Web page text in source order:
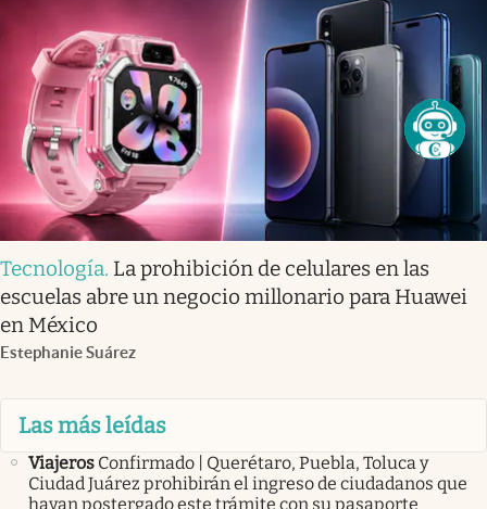
Tecnología. La prohibición de celulares en las
escuelas abre un negocio millonario para Huawei
en México
Estephanie Suárez
Las más leídas
Viajeros Confirmado | Querétaro, Puebla, Toluca y
Ciudad Juárez prohibirán el ingreso de ciudadanos que
hayan postergado este trámite con su pasaporte